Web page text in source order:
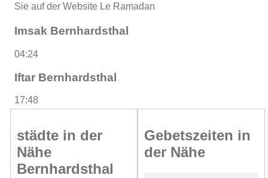
Sie auf der Website Le Ramadan
Imsak Bernhardsthal
04:24
Iftar Bernhardsthal
17:48
städte in der
Nähe
Bernhardsthal
Gebetszeiten in
der Nähe